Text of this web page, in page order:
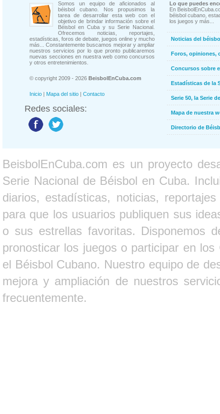
Somos un equipo de aficionados al
béisbol cubano. Nos propusimos la
tarea de desarrollar esta web con el
objetivo de brindar información sobre el
Béisbol en Cuba y su Serie Nacional.
Ofrecemos noticias, reportajes,
estadísticas, foros de debate, juegos online y mucho
más... Constantemente buscamos mejorar y ampliar
nuestros servicios por lo que pronto publicaremos
nuevas secciones en nuestra web como concursos
y otros entretenimientos.
© copyright 2009 - 2026 BeisbolEnCuba.com
Inicio | Mapa del sitio | Contacto
Redes sociales:
Lo que puedes
En
béisbol cubano,
los juegos y más...
Noticias del
Foros, opiniones,
Concursos sobre
Estadísticas de la
Serie 50, la Serie
Mapa de nuestra
Directorio de
BeisbolEnCuba.com es un proyecto
Serie Nacional de Béisbol en Cuba.
diarios, estadísticas, noticias,
para que los usuarios publiquen sus
o sus estrellas favoritas. Disponemos
pronosticar los juegos o participar en
el Béisbol Cubano. Nuestro equipo de
mejora y ampliación de nuestros
frecuentemente.